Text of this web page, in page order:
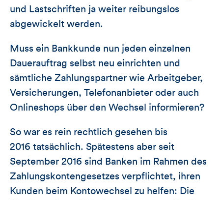
und Lastschriften ja weiter reibungslos
abgewickelt werden.
Muss ein Bankkunde nun jeden einzelnen
Dauerauftrag selbst neu einrichten und
sämtliche Zahlungspartner wie Arbeitgeber,
Versicherungen, Telefonanbieter oder auch
Onlineshops über den Wechsel informieren?
So war es rein rechtlich gesehen bis
2016 tatsächlich. Spätestens aber seit
September 2016 sind Banken im Rahmen des
Zahlungskontengesetzes verpflichtet, ihren
Kunden beim Kontowechsel zu helfen: Die